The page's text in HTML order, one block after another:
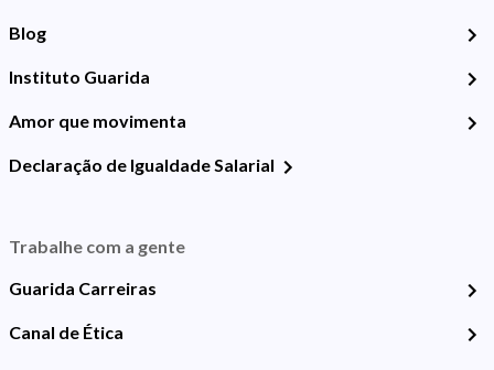
Blog
Instituto Guarida
Amor que movimenta
Declaração de Igualdade Salarial
Trabalhe com a gente
Guarida Carreiras
Canal de Ética